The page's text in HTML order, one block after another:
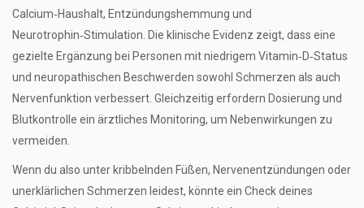
Calcium‑Haushalt, Entzündungshemmung und
Neurotrophin‑Stimulation. Die klinische Evidenz zeigt, dass eine
gezielte Ergänzung bei Personen mit niedrigem Vitamin‑D‑Status
und neuropathischen Beschwerden sowohl Schmerzen als auch
Nervenfunktion verbessert. Gleichzeitig erfordern Dosierung und
Blutkontrolle ein ärztliches Monitoring, um Nebenwirkungen zu
vermeiden.
Wenn du also unter kribbelnden Füßen, Nervenentzündungen oder
unerklärlichen Schmerzen leidest, könnte ein Check deines